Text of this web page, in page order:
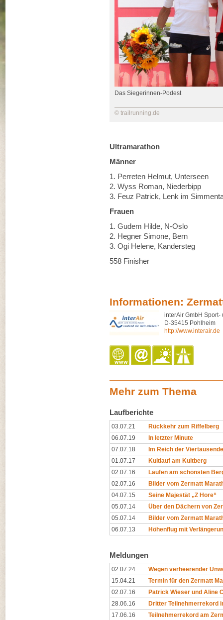
Das Siegerinnen-Podest
© trailrunning.de
Ultramarathon
Männer
1. Perreten Helmut,
2. Wyss Roman,
3. Feuz Patrick, Lenk im
Frauen
1. Gudem Hilde, N-Oslo
2. Hegner Simone, Bern
3. Ogi Helene,
558 Finisher
Informationen:
interAir GmbH
D-35415 Pohlheim
http://www.interair.de
Mehr zum Thema
Laufberichte
03.07.21
Rückkehr zum Riffelberg
06.07.19
In letzter Minute
07.07.18
Im Reich der
01.07.17
Kultlauf am Kultberg
02.07.16
Laufen am schönsten
02.07.16
Bilder vom Zermatt
04.07.15
Seine Majestät „Z Hore“
05.07.14
Über den Dächern von
05.07.14
Bilder vom Zermatt
06.07.13
Höhenflug mit
Meldungen
02.07.24
Wegen verheerender
15.04.21
Termin für den Zermatt
02.07.16
Patrick Wieser und Aline
28.06.16
Dritter Teilnehmerrekord
17.06.16
Teilnehmerrekord am